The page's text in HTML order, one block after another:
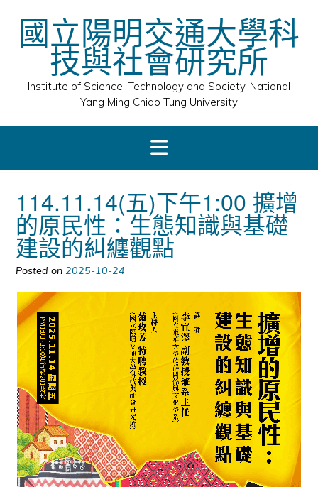
content國立陽明交通大學科
技與社會研究所
Institute of Science, Technology and Society, National
Yang Ming Chiao Tung University
114.11.14(五)下午1:00 擴增
的原民性：生態知識與基礎
建設的糾纏觀點
Posted on 2025-10-24